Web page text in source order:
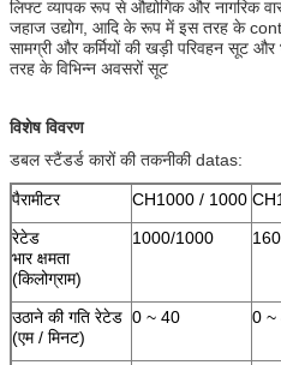
लिफ्ट व्यापक रूप से औद्योगिक और नागरिक
जहाज उद्योग, आदि के रूप में इस तरह के
सामग्री और कर्मियों की खड़ी परिवहन सूट
तरह के विभिन्न अवसरों सूट
विशेष विवरण
डबल स्टैंडर्ड कारों की तकनीकी datas:
पैरामीटर CH1000 / 1000
रेटेड
भार क्षमता
(किलोग्राम)
1000/1000
उठाने की गति रेटेड
(एम / मिनट)
0 ~ 40 0 ~